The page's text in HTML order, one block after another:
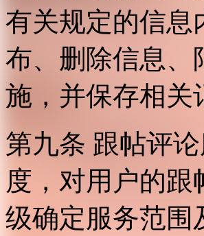
有关规定的信息
布、删除信息、
施，并保存相关
第九条 跟帖评
度，对用户的
级确定服务范围